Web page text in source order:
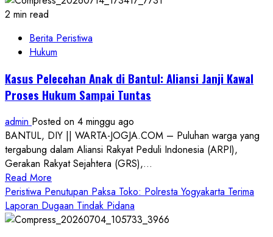
2 min read
Berita Peristiwa
Hukum
Kasus Pelecehan Anak di Bantul: Aliansi Janji Kawal
Proses Hukum Sampai Tuntas
admin Posted on 4 minggu ago
BANTUL, DIY || WARTA-JOGJA.COM – Puluhan warga yang
tergabung dalam Aliansi Rakyat Peduli Indonesia (ARPI),
Gerakan Rakyat Sejahtera (GRS),...
Read More
more
about
Kasus
Peristiwa Penutupan Paksa Toko: Polresta Yogyakarta Terima
Laporan Dugaan Tindak Pidana